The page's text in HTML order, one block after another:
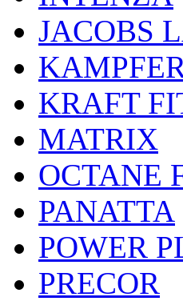
JACOBS
KRAFT
MATRIX
OCTANE
PANATTA
POWER
PRECOR